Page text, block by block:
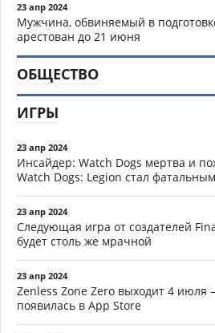
23 апр 2024
Мужчина, обвиняемый в
арестован до 21 июня
ОБЩЕСТВО
ИГРЫ
23 апр 2024
Инсайдер: Watch Dogs мертва и
Watch Dogs: Legion стал фатальным
23 апр 2024
Следующая игра от создателей
будет столь же мрачной
23 апр 2024
Zenless Zone Zero выходит 4 июля
появилась в App Store